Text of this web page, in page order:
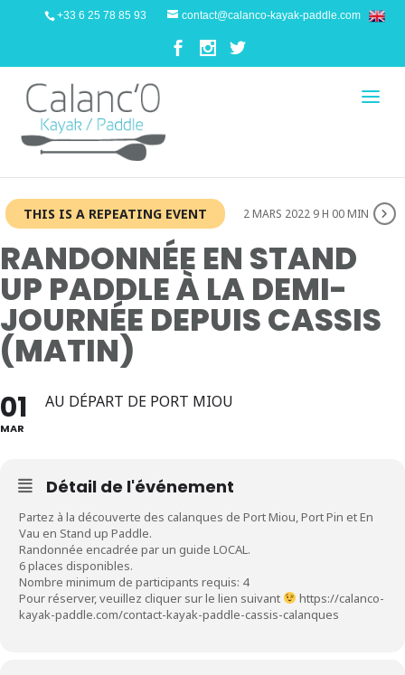
+33 6 25 78 85 93 contact@calanco-kayak-paddle.com
THIS IS A REPEATING EVENT 2 MARS 2022 9 H 00 MIN
RANDONNÉE EN STAND
UP PADDLE À LA DEMI-
JOURNÉE DEPUIS CASSIS
(MATIN)
01
MAR
AU DÉPART DE PORT MIOU
Détail de l'événement
Partez à la découverte des calanques de Port Miou, Port Pin et En
Vau en Stand up Paddle.
Randonnée encadrée par un guide LOCAL.
6 places disponibles.
Nombre minimum de participants requis: 4
Pour réserver, veuillez cliquer sur le lien suivant
https://calanco-
kayak-paddle.com/contact-kayak-paddle-cassis-calanques